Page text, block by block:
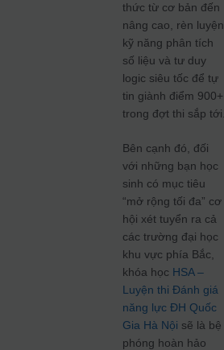
thức từ cơ bản đến
nâng cao, rèn luyện
kỹ năng phân tích
số liệu và tư duy
logic siêu tốc để tự
tin giành điểm 900+
trong đợt thi sắp tới.
Bên cạnh đó, đối
với những bạn học
sinh có mục tiêu
“mở rộng tối đa” cơ
hội xét tuyển ra cả
các trường đại học
khu vực phía Bắc,
khóa học HSA –
Luyện thi Đánh giá
năng lực ĐH Quốc
Gia Hà Nội sẽ là bệ
phóng hoàn hảo